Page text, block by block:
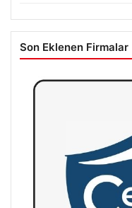
Son Eklenen Firmalar